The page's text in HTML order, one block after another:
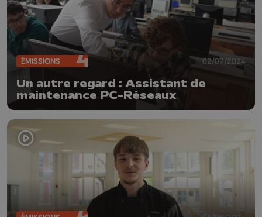
ÉMISSIONS 02/07/2024
Un autre regard : Assistant de
maintenance PC-Réseaux